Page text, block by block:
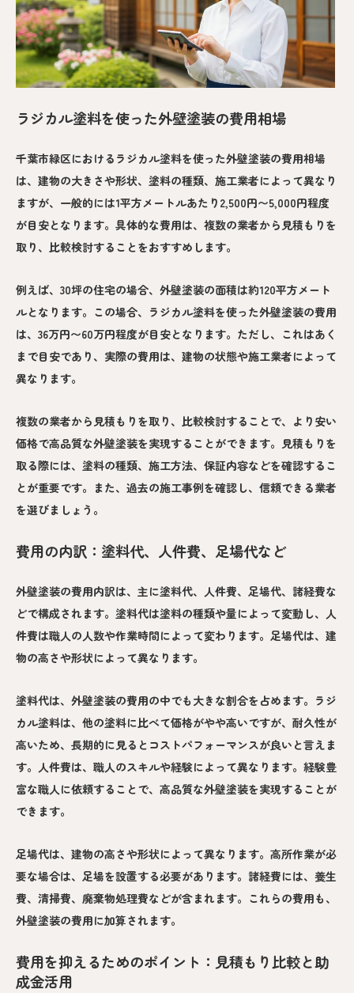
ラジカル塗料を使った外壁塗装の費用相場
千葉市緑区におけるラジカル塗料を使った外壁塗装の費用相場
は、建物の大きさや形状、塗料の種類、施工業者によって異なり
ますが、一般的には1平方メートルあたり2,500円〜5,000円程度
が目安となります。具体的な費用は、複数の業者から見積もりを
取り、比較検討することをおすすめします。
例えば、30坪の住宅の場合、外壁塗装の面積は約120平方メート
ルとなります。この場合、ラジカル塗料を使った外壁塗装の費用
は、36万円〜60万円程度が目安となります。ただし、これはあく
まで目安であり、実際の費用は、建物の状態や施工業者によって
異なります。
複数の業者から見積もりを取り、比較検討することで、より安い
価格で高品質な外壁塗装を実現することができます。見積もりを
取る際には、塗料の種類、施工方法、保証内容などを確認するこ
とが重要です。また、過去の施工事例を確認し、信頼できる業者
を選びましょう。
費用の内訳：塗料代、人件費、足場代など
外壁塗装の費用内訳は、主に塗料代、人件費、足場代、諸経費な
どで構成されます。塗料代は塗料の種類や量によって変動し、人
件費は職人の人数や作業時間によって変わります。足場代は、建
物の高さや形状によって異なります。
塗料代は、外壁塗装の費用の中でも大きな割合を占めます。ラジ
カル塗料は、他の塗料に比べて価格がやや高いですが、耐久性が
高いため、長期的に見るとコストパフォーマンスが良いと言えま
す。人件費は、職人のスキルや経験によって異なります。経験豊
富な職人に依頼することで、高品質な外壁塗装を実現することが
できます。
足場代は、建物の高さや形状によって異なります。高所作業が必
要な場合は、足場を設置する必要があります。諸経費には、養生
費、清掃費、廃棄物処理費などが含まれます。これらの費用も、
外壁塗装の費用に加算されます。
費用を抑えるためのポイント：見積もり比較と助
成金活用